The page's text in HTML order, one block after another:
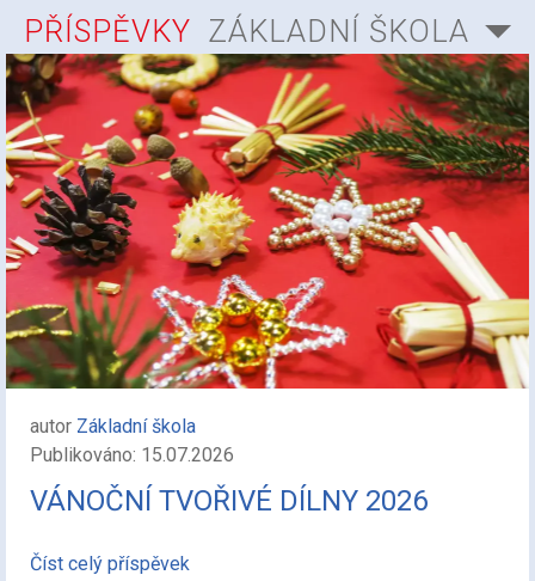
PŘÍSPĚVKY ZÁKLADNÍ ŠKOLA
autor Základní škola
Publikováno: 15.07.2026
VÁNOČNÍ TVOŘIVÉ DÍLNY 2026
Číst celý příspěvek